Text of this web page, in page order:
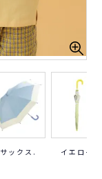
サックス. イエロー.